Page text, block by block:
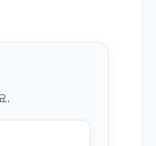
.